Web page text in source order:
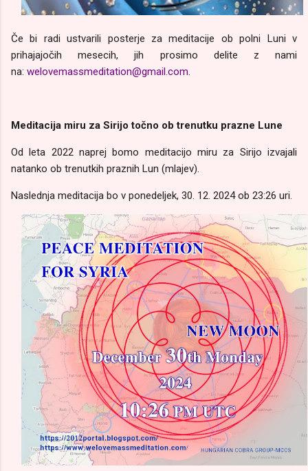
Če bi radi ustvarili posterje za meditacije ob polni Luni v
prihajajočih mesecih, jih prosimo delite z nami
na: welovemassmeditation@gmail.com.
Meditacija miru za Sirijo točno ob trenutku prazne Lune
Od leta 2022 naprej bomo meditacijo miru za Sirijo izvajali
natanko ob trenutkih praznih Lun (mlajev).
Naslednja meditacija bo v ponedeljek, 30. 12. 2024 ob 23:26 uri.